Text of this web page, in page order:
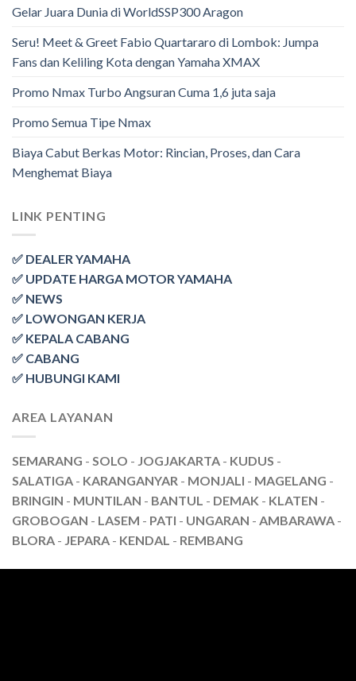
Gelar Juara Dunia di WorldSSP300 Aragon
Seru! Meet & Greet Fabio Quartararo di Lombok: Jumpa
Fans dan Keliling Kota dengan Yamaha XMAX
Promo Nmax Turbo Angsuran Cuma 1,6 juta saja
Promo Semua Tipe Nmax
Biaya Cabut Berkas Motor: Rincian, Proses, dan Cara
Menghemat Biaya
LINK PENTING
✅ DEALER YAMAHA
✅ UPDATE HARGA MOTOR YAMAHA
✅ NEWS
✅ LOWONGAN KERJA
✅ KEPALA CABANG
✅ CABANG
✅ HUBUNGI KAMI
AREA LAYANAN
SEMARANG - SOLO - JOGJAKARTA - KUDUS -
SALATIGA - KARANGANYAR - MONJALI - MAGELANG -
BRINGIN - MUNTILAN - BANTUL - DEMAK - KLATEN -
GROBOGAN - LASEM - PATI - UNGARAN - AMBARAWA -
BLORA - JEPARA - KENDAL - REMBANG